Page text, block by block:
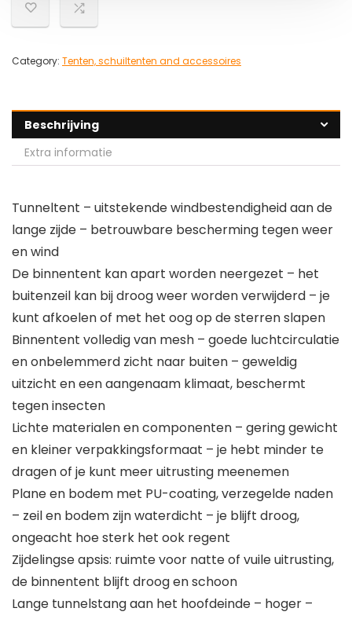
Category: Tenten, schuiltenten and accessoires
Beschrijving
Extra informatie
Tunneltent – uitstekende windbestendigheid aan de
lange zijde – betrouwbare bescherming tegen weer
en wind
De binnentent kan apart worden neergezet – het
buitenzeil kan bij droog weer worden verwijderd – je
kunt afkoelen of met het oog op de sterren slapen
Binnentent volledig van mesh – goede luchtcirculatie
en onbelemmerd zicht naar buiten – geweldig
uitzicht en een aangenaam klimaat, beschermt
tegen insecten
Lichte materialen en componenten – gering gewicht
en kleiner verpakkingsformaat – je hebt minder te
dragen of je kunt meer uitrusting meenemen
Plane en bodem met PU-coating, verzegelde naden
– zeil en bodem zijn waterdicht – je blijft droog,
ongeacht hoe sterk het ook regent
Zijdelingse apsis: ruimte voor natte of vuile uitrusting,
de binnentent blijft droog en schoon
Lange tunnelstang aan het hoofdeinde – hoger –